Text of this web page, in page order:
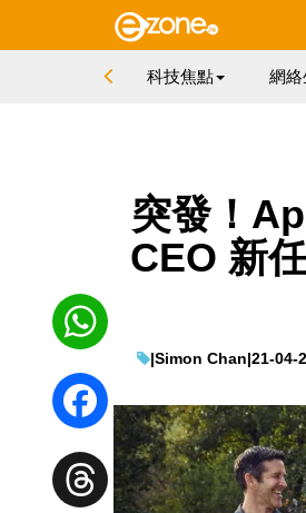
科技焦點 網
突發！
CEO 新
|Simon Chan|21-04-
WhatsApp
Facebook